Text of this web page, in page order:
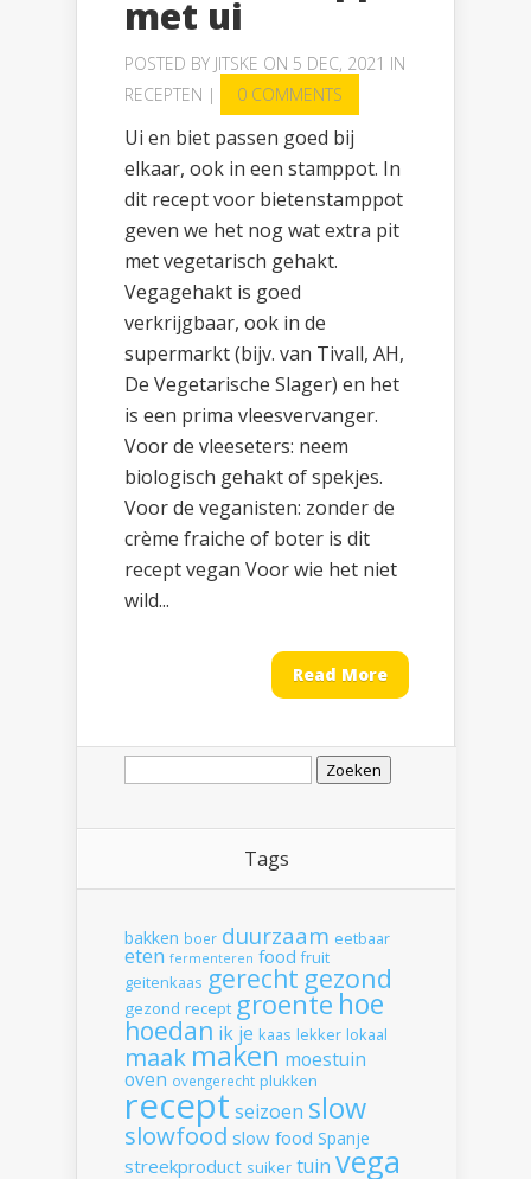
met ui
POSTED BY JITSKE ON 5 DEC, 2021 IN
RECEPTEN | 0 COMMENTS
Ui en biet passen goed bij
elkaar, ook in een stamppot. In
dit recept voor bietenstamppot
geven we het nog wat extra pit
met vegetarisch gehakt.
Vegagehakt is goed
verkrijgbaar, ook in de
supermarkt (bijv. van Tivall, AH,
De Vegetarische Slager) en het
is een prima vleesvervanger.
Voor de vleeseters: neem
biologisch gehakt of spekjes.
Voor de veganisten: zonder de
crème fraiche of boter is dit
recept vegan Voor wie het niet
wild...
Read More
Zoeken
Tags
bakken boer duurzaam eetbaar
eten fermenteren food fruit
geitenkaas gerecht gezond
gezond recept groente hoe
hoedan ik je kaas lekker lokaal
maak maken moestuin
oven ovengerecht plukken
recept seizoen slow
slowfood slow food Spanje
streekproduct suiker tuin vega